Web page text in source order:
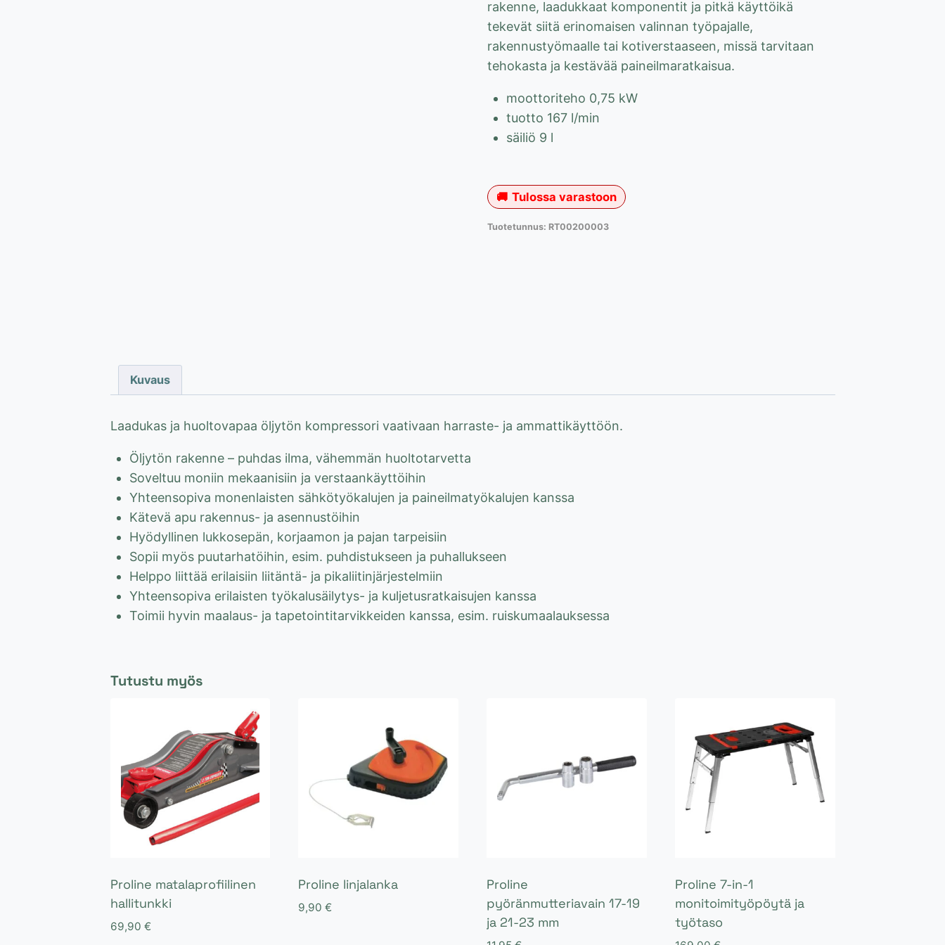
rakenne, laadukkaat komponentit ja pitkä käyttöikä
tekevät siitä erinomaisen valinnan työpajalle,
rakennustyömaalle tai kotiverstaaseen, missä tarvitaan
tehokasta ja kestävää paineilmaratkaisua.
moottoriteho 0,75 kW
tuotto 167 l/min
säiliö 9 l
Tulossa varastoon
Tuotetunnus: RT00200003
Kuvaus
Laadukas ja huoltovapaa öljytön kompressori vaativaan harraste- ja ammattikäyttöön.
Öljytön rakenne – puhdas ilma, vähemmän huoltotarvetta
Soveltuu moniin mekaanisiin ja verstaankäyttöihin
Yhteensopiva monenlaisten sähkötyökalujen ja paineilmatyökalujen kanssa
Kätevä apu rakennus- ja asennustöihin
Hyödyllinen lukkosepän, korjaamon ja pajan tarpeisiin
Sopii myös puutarhatöihin, esim. puhdistukseen ja puhallukseen
Helppo liittää erilaisiin liitäntä- ja pikaliitinjärjestelmiin
Yhteensopiva erilaisten työkalusäilytys- ja kuljetusratkaisujen kanssa
Toimii hyvin maalaus- ja tapetointitarvikkeiden kanssa, esim. ruiskumaalauksessa
Tutustu myös
Proline matalaprofiilinen
hallitunkki
69,90 €
Proline linjalanka
9,90€
Proline
pyöränmutteriavain 17-19
ja 21-23 mm
Proline 7-in-1
monitoimityöpöytä ja
työtaso